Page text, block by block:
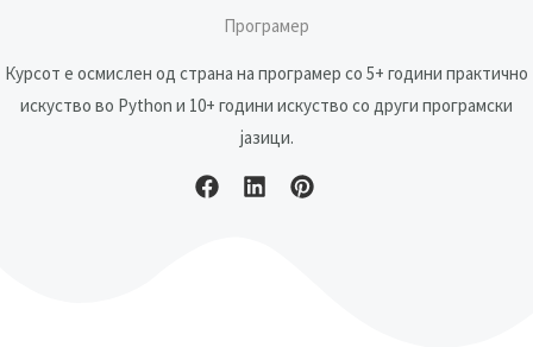
Програмер
Курсот е осмислен од страна на програмер со 5+ години практично
искуство во Python и 10+ години искуство со други програмски
јазици.